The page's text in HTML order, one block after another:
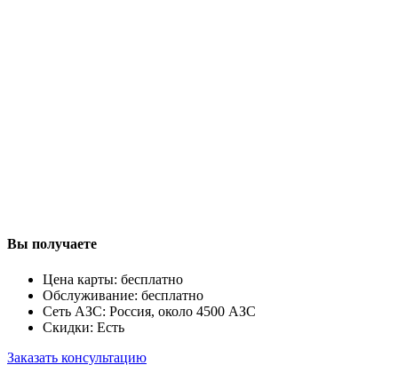
Вы получаете
Цена карты: бесплатно
Обслуживание: бесплатно
Сеть АЗС: Россия, около 4500 АЗС
Скидки: Есть
Заказать консультацию